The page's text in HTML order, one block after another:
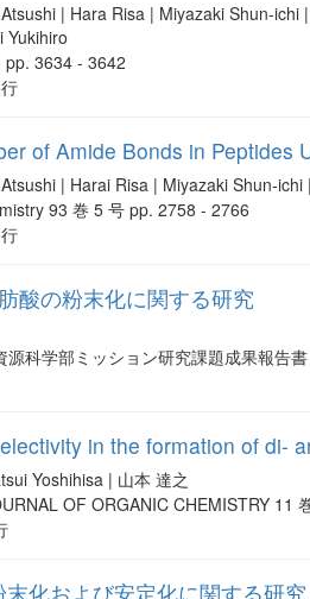
| Hara Risa | Miyazaki Shun-
Yukihiro
pp. 3634 - 3642
of Amide Bonds in Peptides
| Harai Risa | Miyazaki Shun-
93 巻 5 号 pp. 2758 - 2766
酸の粉末化に関する研究
源科学部ミッション研究課題成果報告
in the formation of di-
Yoshihisa | 山本 達之
OF ORGANIC CHEMISTRY 11
化および安定化に関する研究